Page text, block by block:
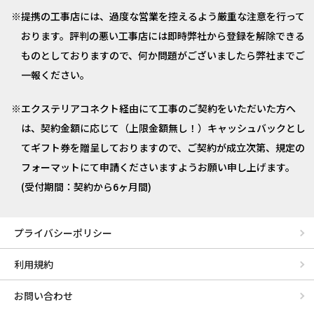
提携の工事店には、過度な営業を控えるよう厳重な注意を行って
おります。評判の悪い工事店には即時弊社から登録を解除できる
ものとしておりますので、何か問題がございましたら弊社までご
一報ください。
エクステリアコネクト経由にて工事のご契約をいただいた方へ
は、契約金額に応じて（上限金額無し！）キャッシュバックとし
てギフト券を贈呈しておりますので、ご契約が成立次第、規定の
フォーマットにて申請くださいますようお願い申し上げます。
(受付期間：契約から6ヶ月間)
プライバシーポリシー
利用規約
お問い合わせ